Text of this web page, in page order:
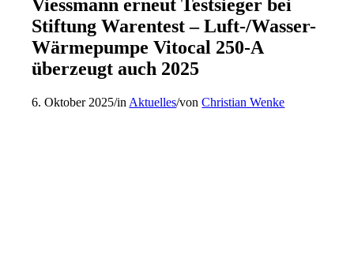
Viessmann erneut Testsieger bei
Stiftung Warentest – Luft-/Wasser-
Wärmepumpe Vitocal 250-A
überzeugt auch 2025
6. Oktober 2025/in Aktuelles/vonChristian Wenke